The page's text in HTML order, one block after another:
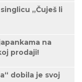
„Čuješ li
na
prodaji!
dobila je svoj